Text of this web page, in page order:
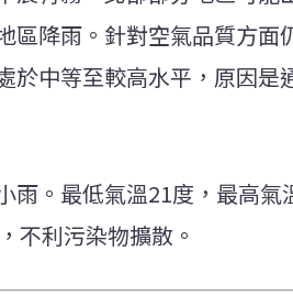
區降雨。針對空氣品質方面
於中等至較高水平，原因是
雨。最低氣溫21度，最高氣
不利污染物擴散。